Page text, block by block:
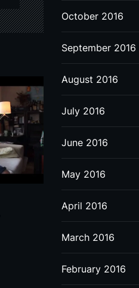
October 2016
September 2016
August 2016
July 2016
June 2016
May 2016
April 2016
March 2016
February 2016